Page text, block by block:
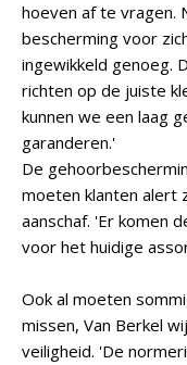
hoeven af te vragen.
bescherming voor
ingewikkeld genoeg.
richten op de juiste
kunnen we een laag
garanderen.'
De
moeten klanten alert
aanschaf. 'Er komen
voor het huidige
Ook al moeten
missen, Van Berkel
veiligheid. 'De